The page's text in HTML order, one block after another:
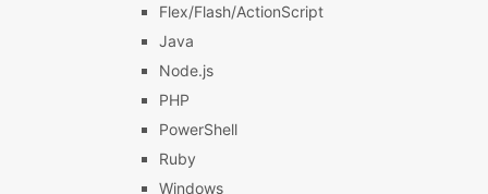
Flex/Flash/ActionScript
Java
Node.js
PHP
PowerShell
Ruby
Windows